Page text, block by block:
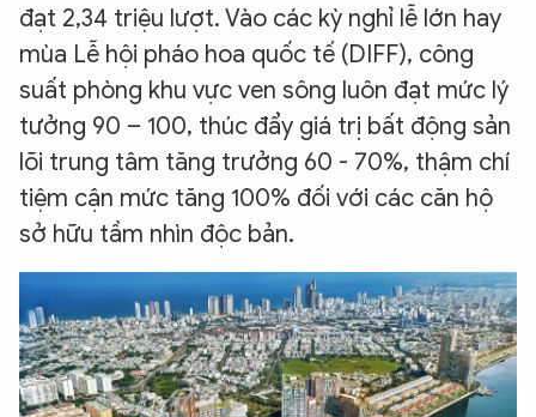
đạt 2,34 triệu lượt. Vào các kỳ nghỉ lễ lớn hay
mùa Lễ hội pháo hoa quốc tế (DIFF), công
suất phòng khu vực ven sông luôn đạt mức lý
tưởng 90 – 100, thúc đẩy giá trị bất động sản
lõi trung tâm tăng trưởng 60 - 70%, thậm chí
tiệm cận mức tăng 100% đối với các căn hộ
sở hữu tầm nhìn độc bản.